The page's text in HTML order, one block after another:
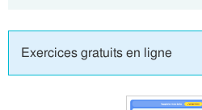
Exercices gratuits en ligne